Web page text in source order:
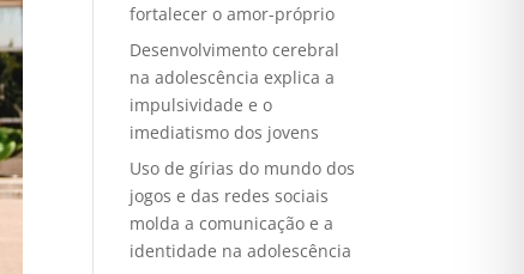
fortalecer o amor-próprio
Desenvolvimento cerebral
na adolescência explica a
impulsividade e o
imediatismo dos jovens
Uso de gírias do mundo dos
jogos e das redes sociais
molda a comunicação e a
identidade na adolescência